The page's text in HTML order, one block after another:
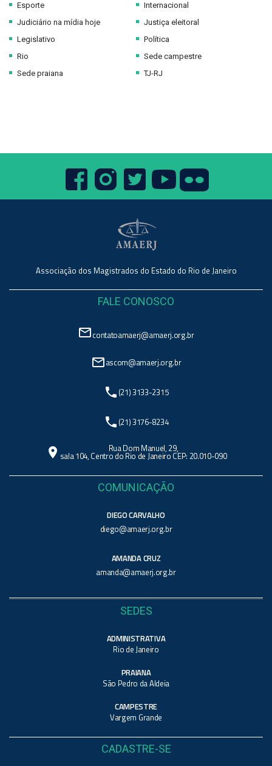
Esporte
Judiciário na mídia hoje
Legislativo
Rio
Sede praiana
Internacional
Justiça eleitoral
Política
Sede campestre
TJ-RJ
Associação dos Magistrados do Estado do Rio de Janeiro
FALE CONOSCO
mail_outlinecontatoamaerj@amaerj.org.br
mail_outlineascom@amaerj.org.br
phone (21) 3133-2315
phone (21) 3176-8234
location_on Rua Dom Manuel, 29,
sala 104, Centro do Rio de Janeiro CEP: 20.010-090
COMUNICAÇÃO
DIEGO CARVALHO
diego@amaerj.org.br
AMANDA CRUZ
amanda@amaerj.org.br
SEDES
ADMINISTRATIVA
Rio de Janeiro
PRAIANA
São Pedro da Aldeia
CAMPESTRE
Vargem Grande
CADASTRE-SE